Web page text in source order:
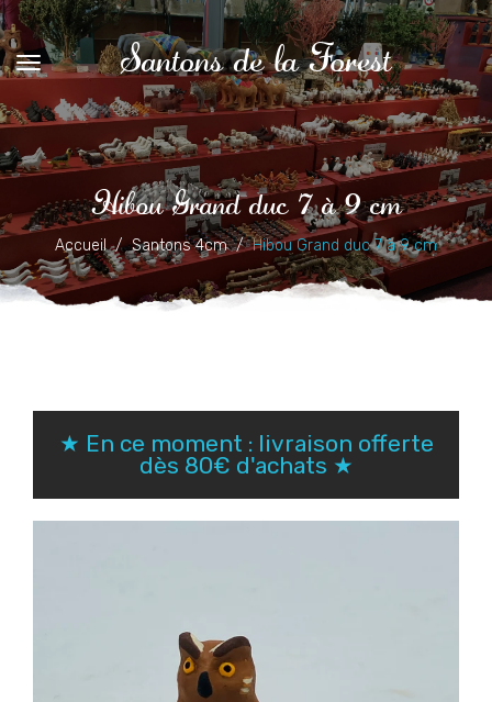
Santons de la Forest
Hibou Grand duc 7 à 9 cm
Accueil Santons 4cm Hibou Grand duc 7 à 9 cm
★ En ce moment : livraison offerte
dès 80€ d'achats ★